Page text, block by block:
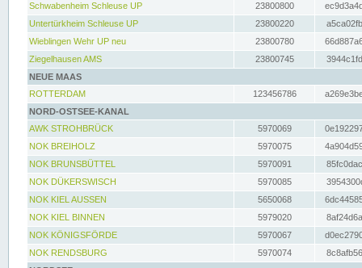
Schwabenheim Schleuse UP
23800800
Untertürkheim Schleuse UP
23800220
Wieblingen Wehr UP neu
23800780
Ziegelhausen AMS
23800745
NEUE MAAS
ROTTERDAM
123456786
NORD-OSTSEE-KANAL
AWK STROHBRÜCK
5970069
NOK BREIHOLZ
5970075
NOK BRUNSBÜTTEL
5970091
NOK DÜKERSWISCH
5970085
NOK KIEL AUSSEN
5650068
NOK KIEL BINNEN
5979020
NOK KÖNIGSFÖRDE
5970067
NOK RENDSBURG
5970074